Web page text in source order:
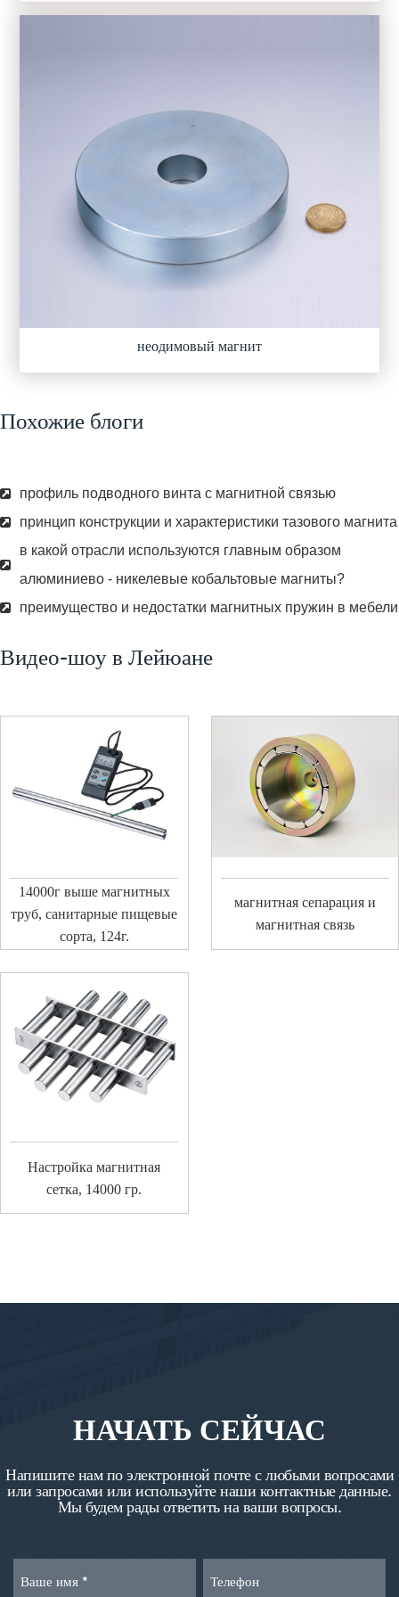
неодимовый магнит
Похожие блоги
профиль подводного винта с магнитной связью
принцип конструкции и характеристики тазового магнита
в какой отрасли используются главным образом
алюминиево - никелевые кобальтовые магниты?
преимущество и недостатки магнитных пружин в мебели
Видео-шоу в Лейюане
14000г выше магнитных
труб, санитарные пищевые
сорта, 124г.
магнитная сепарация и
магнитная связь
Настройка магнитная
сетка, 14000 гр.
НАЧАТЬ СЕЙЧАС
Напишите нам по электронной почте с любыми вопросами
или запросами или используйте наши контактные данные.
Мы будем рады ответить на ваши вопросы.